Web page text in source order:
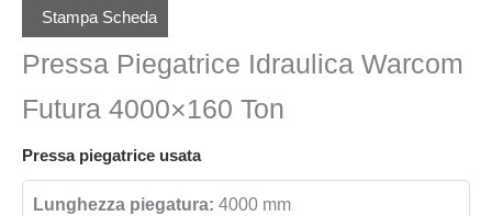
Stampa Scheda
Pressa Piegatrice Idraulica Warcom
Futura 4000×160 Ton
Pressa piegatrice usata
Lunghezza piegatura: 4000 mm